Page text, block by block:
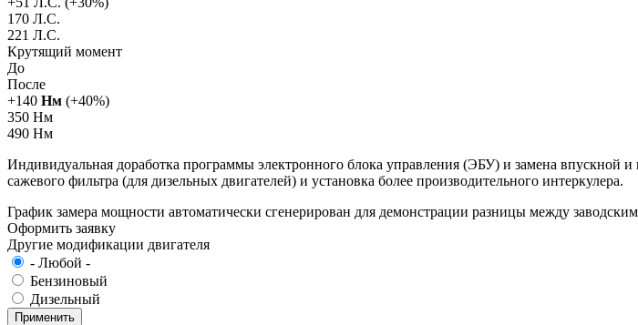
170 Л.С.
221 Л.С.
Крутящий момент
До
После
+140 Нм (+40%)
350 Нм
490 Нм
Индивидуальная доработка программы электронного блока управления (ЭБУ) и замена впускной
сажевого фильтра (для дизельных двигателей) и установка более производительного интеркулера.
График замера мощности автоматически сгенерирован для демонстрации разницы между
Оформить заявку
Другие модификации двигателя
- Любой -
Бензиновый
Дизельный